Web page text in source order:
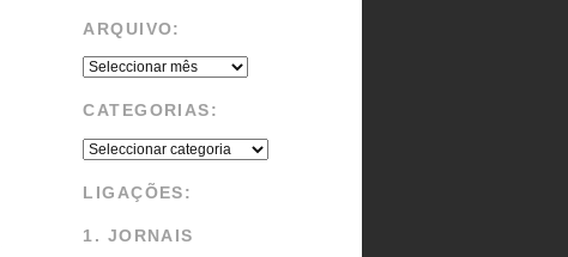
ARQUIVO:
CATEGORIAS:
LIGAÇÕES:
1. JORNAIS